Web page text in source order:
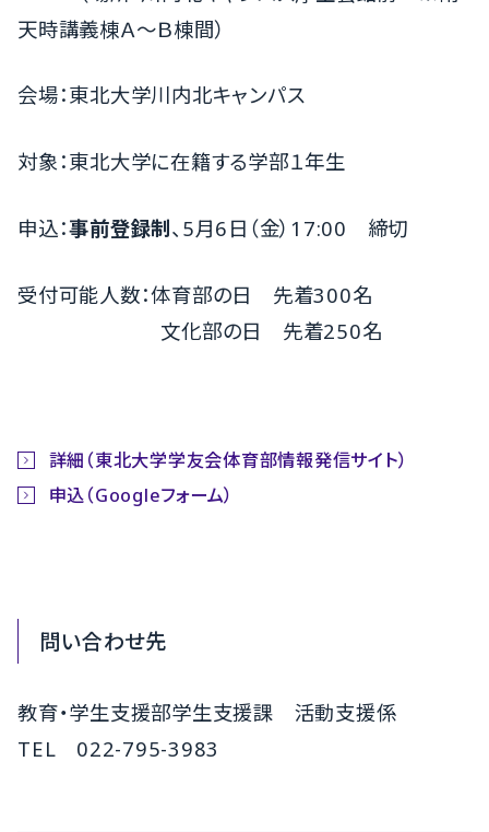
天時講義棟Ａ～Ｂ棟間）
会場：東北大学川内北キャンパス
対象：東北大学に在籍する学部１年生
申込：事前登録制、5月6日（金）17:00 締切
受付可能人数：体育部の日 先着300名
文化部の日 先着250名
詳細（東北大学学友会体育部情報発信サイト）
申込（Googleフォーム）
問い合わせ先
教育・学生支援部学生支援課 活動支援係
TEL 022-795-3983